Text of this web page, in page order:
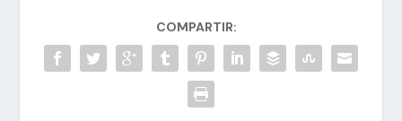
COMPARTIR: